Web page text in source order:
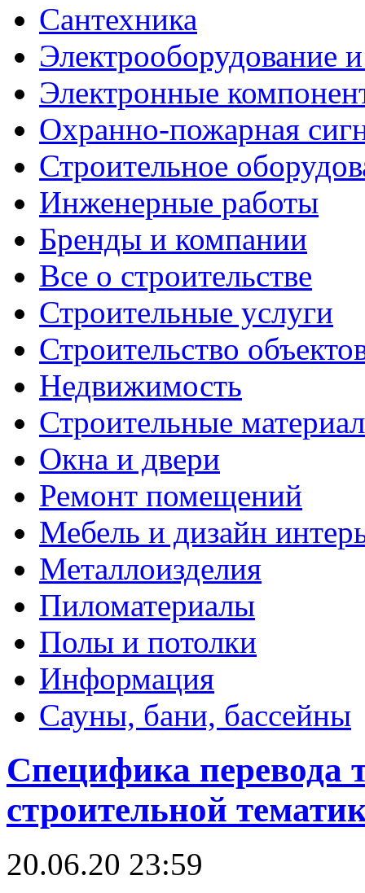
Сантехника
Электрооборудование
Электронные
Охранно-пожарная
Строительное
Инженерные работы
Бренды и компании
Все о строительстве
Строительные услуги
Строительство
Недвижимость
Строительные
Окна и двери
Ремонт помещений
Мебель и дизайн
Металлоизделия
Пиломатериалы
Полы и потолки
Информация
Сауны, бани, бассейны
Специфика перевода
строительной
20.06.20 23:59